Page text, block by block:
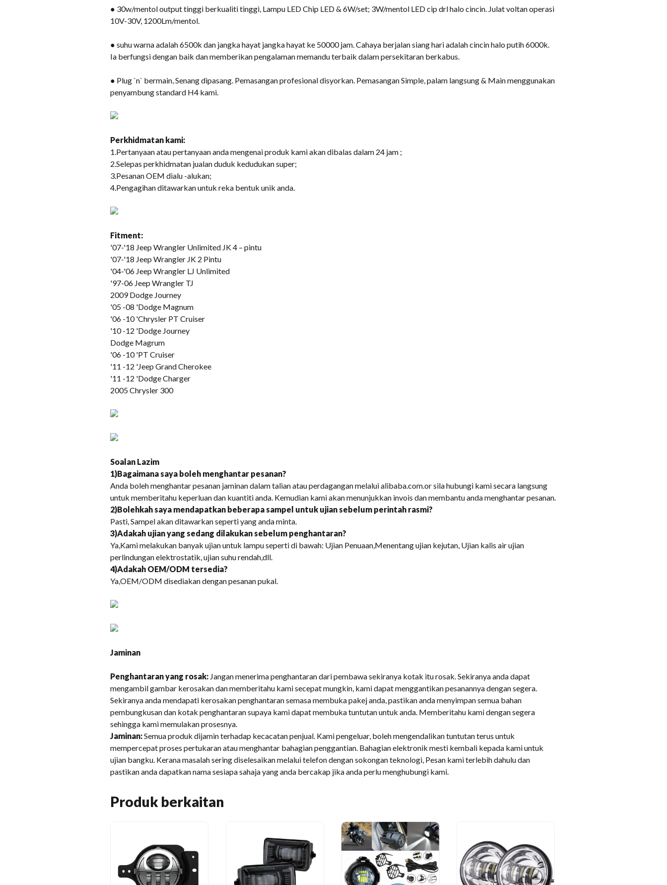
● 30w/mentol output tinggi berkualiti tinggi, Lampu LED Chip LED & 6W/set; 3W/mentol LED cip drl halo cincin. Julat voltan operasi
10V-30V, 1200Lm/mentol.
● suhu warna adalah 6500k dan jangka hayat jangka hayat ke 50000 jam. Cahaya berjalan siang hari adalah cincin halo putih 6000k.
Ia berfungsi dengan baik dan memberikan pengalaman memandu terbaik dalam persekitaran berkabus.
● Plug `n` bermain, Senang dipasang. Pemasangan profesional disyorkan. Pemasangan Simple, palam langsung & Main menggunakan
penyambung standard H4 kami.
Perkhidmatan kami:
1.Pertanyaan atau pertanyaan anda mengenai produk kami akan dibalas dalam 24 jam ;
2.Selepas perkhidmatan jualan duduk kedudukan super;
3.Pesanan OEM dialu -alukan;
4.Pengagihan ditawarkan untuk reka bentuk unik anda.
Fitment:
'07-'18 Jeep Wrangler Unlimited JK4 – pintu
'07-'18 Jeep Wrangler JK 2 Pintu
'04-'06 Jeep Wrangler LJ Unlimited
'97-06 Jeep Wrangler TJ
2009 Dodge Journey
'05 -08 'Dodge Magnum
'06 -10 'Chrysler PT Cruiser
'10 -12 'Dodge Journey
Dodge Magrum
'06 -10 'PT Cruiser
'11 -12 'Jeep Grand Cherokee
'11 -12 'Dodge Charger
2005 Chrysler 300
Soalan Lazim
1)Bagaimana saya boleh menghantar pesanan?
Anda boleh menghantar pesanan jaminan dalam talian atau perdagangan melalui alibaba.com.or sila hubungi kami secara langsung
untuk memberitahu keperluan dan kuantiti anda. Kemudian kami akan menunjukkan invois dan membantu anda menghantar pesanan.
2)Bolehkah saya mendapatkan beberapa sampel untuk ujian sebelum perintah rasmi?
Pasti, Sampel akan ditawarkan seperti yang anda minta.
3)Adakah ujian yang sedang dilakukan sebelum penghantaran?
Ya,Kami melakukan banyak ujian untuk lampu seperti di bawah: Ujian Penuaan,Menentang ujian kejutan, Ujian kalis air ujian
perlindungan elektrostatik, ujian suhu rendah,dll.
4)Adakah OEM/ODM tersedia?
Ya,OEM/ODM disediakan dengan pesanan pukal.
Jaminan
Penghantaran yang rosak: Jangan menerima penghantaran dari pembawa sekiranya kotak itu rosak. Sekiranya anda dapat
mengambil gambar kerosakan dan memberitahu kami secepat mungkin, kami dapat menggantikan pesanannya dengan segera.
Sekiranya anda mendapati kerosakan penghantaran semasa membuka pakej anda, pastikan anda menyimpan semua bahan
pembungkusan dan kotak penghantaran supaya kami dapat membuka tuntutan untuk anda. Memberitahu kami dengan segera
sehingga kami memulakan prosesnya.
Jaminan:Semua produk dijamin terhadap kecacatan penjual. Kami pengeluar, boleh mengendalikan tuntutan terus untuk
mempercepat proses pertukaran atau menghantar bahagian penggantian. Bahagian elektronik mesti kembali kepada kami untuk
ujian bangku. Kerana masalah sering diselesaikan melalui telefon dengan sokongan teknologi, Pesan kami terlebih dahulu dan
pastikan anda dapatkan nama sesiapa sahaja yang anda bercakap jika anda perlu menghubungi kami.
Produk berkaitan